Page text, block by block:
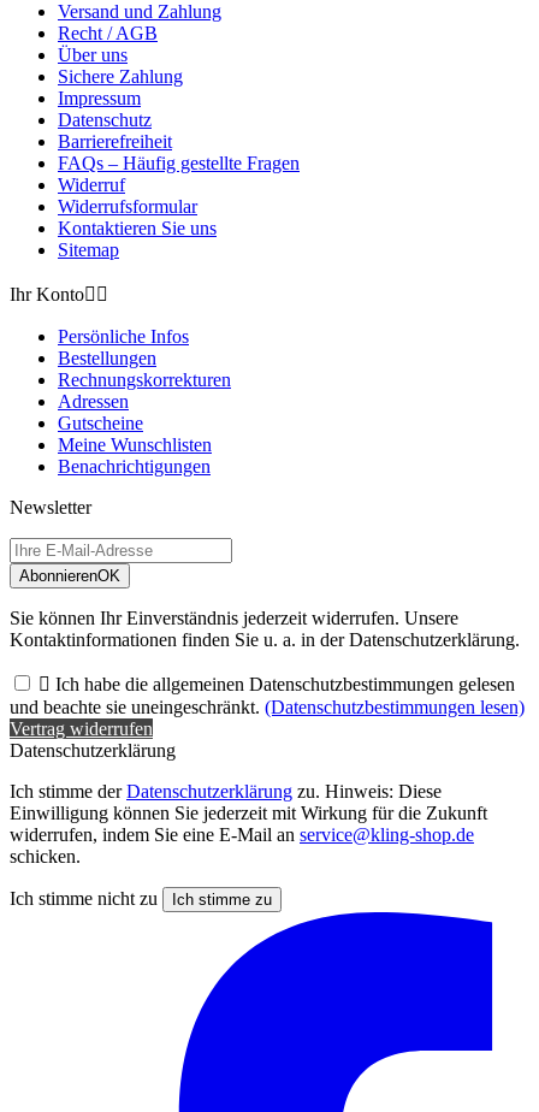
Versand und Zahlung
Recht / AGB
Über uns
Sichere Zahlung
Impressum
Datenschutz
Barrierefreiheit
FAQs – Häufig gestellte Fragen
Widerruf
Widerrufsformular
Kontaktieren Sie uns
Sitemap
Ihr Konto 
Persönliche Infos
Bestellungen
Rechnungskorrekturen
Adressen
Gutscheine
Meine Wunschlisten
Benachrichtigungen
Newsletter
AbonnierenOK
Sie können Ihr Einverständnis jederzeit widerrufen. Unsere
Kontaktinformationen finden Sie u. a. in der Datenschutzerklärung.
 Ich habe die allgemeinen Datenschutzbestimmungen gelesen
und beachte sie uneingeschränkt. (Datenschutzbestimmungen lesen)
Vertrag widerrufen
Datenschutzerklärung
Ich stimme derDatenschutzerklärung zu. Hinweis: Diese
Einwilligung können Sie jederzeit mit Wirkung für die Zukunft
widerrufen, indem Sie eine E-Mail an service@kling-shop.de
schicken.
Ich stimme nicht zu Ich stimme zu